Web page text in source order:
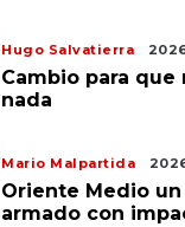
Hugo Salvatierra
Cambio para que
nada
Mario Malpartida
Oriente Medio
armado con